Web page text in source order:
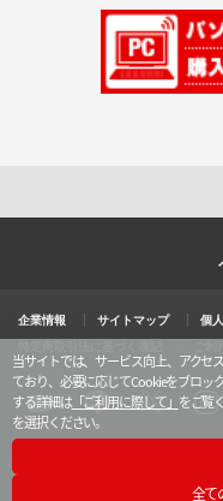
企業情報 サイトマップ
個
y
l
r
当サイトでは、サービス向上、アクセ
ており、必要に応じてCookieをブロッ
する詳細は「ご利用に際して」 をご覧
を選択ください。
全て